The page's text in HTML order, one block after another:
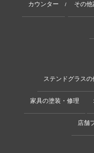
カウンター / その他
ステンドグラス
家具の塗装・修理
店舗